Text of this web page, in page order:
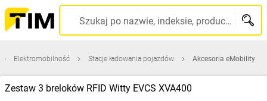
Szukaj po nazwie, indeksie, producencie, kodzie kreskowym...
Elektromobilność Stacje ładowania pojazdów Akcesoria eMobility
Zestaw 3 breloków RFID Witty EVCS XVA400